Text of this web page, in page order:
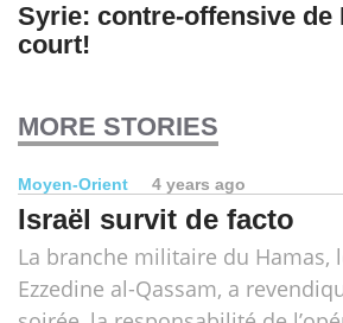
Syrie: contre-offensive de
court!
MORE STORIES
Moyen-Orient 4 years ago
Israël survit de facto
La branche militaire du Hamas,
Ezzedine al-Qassam, a